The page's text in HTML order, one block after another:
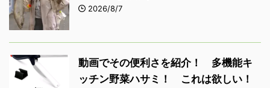
2026/8/7
動画でその便利さを紹介！ 多機能キ
ッチン野菜ハサミ！ これは欲しい！